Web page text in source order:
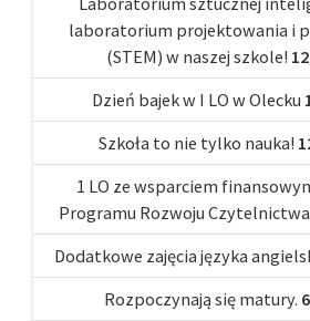
laboratorium projektowania i
(STEM) w naszej szkole!
Dzień bajek w I LO w Olecku
Szkoła to nie tylko nauka!
1 LO ze wsparciem
Programu Rozwoju Czytelnictwa
Dodatkowe zajęcia języka
Rozpoczynają się matury.